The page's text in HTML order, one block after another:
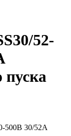
52-
пуска
500В 30/52A